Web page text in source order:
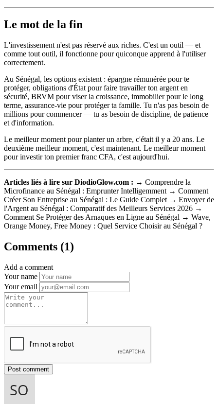
Le mot de la fin
L'investissement n'est pas réservé aux riches. C'est un outil — et
comme tout outil, il fonctionne pour quiconque apprend à l'utiliser
correctement.
Au Sénégal, les options existent : épargne rémunérée pour te
protéger, obligations d'État pour faire travailler ton argent en
sécurité, BRVM pour viser la croissance, immobilier pour le long
terme, assurance-vie pour protéger ta famille. Tu n'as pas besoin de
millions pour commencer — tu as besoin de discipline, de patience
et d'information.
Le meilleur moment pour planter un arbre, c'était il y a 20 ans. Le
deuxième meilleur moment, c'est maintenant. Le meilleur moment
pour investir ton premier franc CFA, c'est aujourd'hui.
Articles liés à lire sur DiodioGlow.com : → Comprendre la
Microfinance au Sénégal : Emprunter Intelligemment → Comment
Créer Son Entreprise au Sénégal : Le Guide Complet → Envoyer de
l'Argent au Sénégal : Comparatif des Meilleurs Services 2026 →
Comment Se Protéger des Arnaques en Ligne au Sénégal → Wave,
Orange Money, Free Money : Quel Service Choisir au Sénégal ?
Comments (1)
Add a comment
Your name
Your email
Post comment